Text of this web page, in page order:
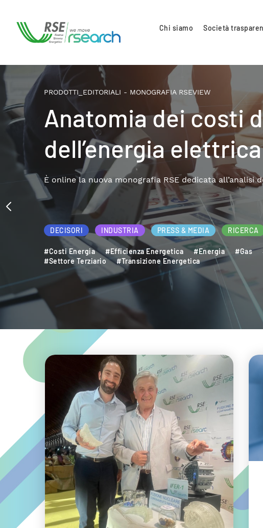
Chi siamo Società
PRODOTTI_EDITORIALI - MONOGRAFIA RSEVIEW
Anatomia dei costi
dell’energia elettrica
È online la nuova monografia RSE dedicata
DECISORI INDUSTRIA PRESS & MEDIA RICERCA
#Costi Energia #Efficienza Energetica #Energia #Gas
#Settore Terziario
#Transizione Energetica